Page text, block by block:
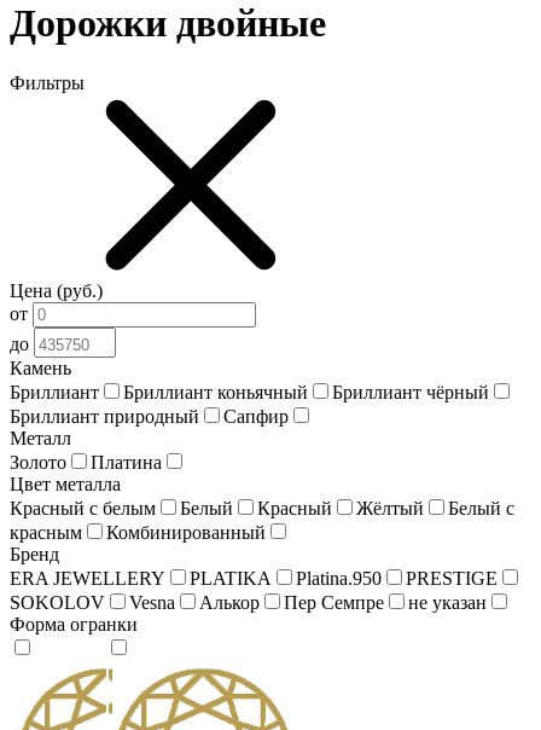
Дорожки двойные
Фильтры
Цена (руб.)
от
до
Камень
Бриллиант
Бриллиант коньячный
Бриллиант чёрный
Бриллиант природный
Сапфир
Металл
Золото
Платина
Цвет металла
Красный c белым
Белый Красный Жёлтый
Белый c
красным
Комбинированный
Бренд
ERA JEWELLERY
PLATIKA Platina.950
PRESTIGE
SOKOLOV
Vesna Алькор Пер Семпре
не указан
Форма огранки